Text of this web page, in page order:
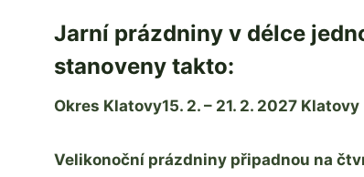
Jarní prázdniny v délce
stanoveny takto:
Okres Klatovy15. 2. – 21. 2. 2027 Klatovy
Velikonoční prázdniny připadnou na